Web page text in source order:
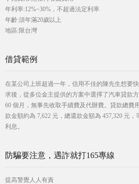
年利率:12%~30%，不超過法定利率
年齡:須年滿20歲以上
地區:限台灣
借貸範例
在某公司上班超過一年，信用不佳的陳先生想要
求後，從多位金主提供的方案中選擇了汽車貸款
60 個月，無事先收取手續費及代辦費。貸款總費
款金額約為 7,622 元，總還款金額為 457,320 元，
利息。
防騙要注意，遇詐就打165專線
提高警覺人人有責